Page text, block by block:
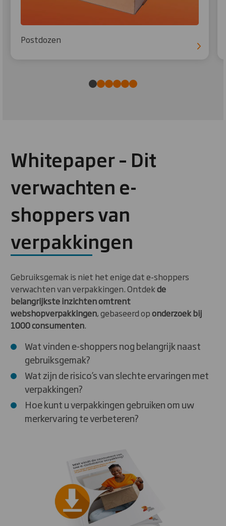
Postdozen
Whitepaper – Dit
verwachten e-
shoppers van
verpakkingen
Gebruiksgemak is niet het enige dat e-shoppers
verwachten van verpakkingen. Ontdekde
belangrijkste inzichten omtrent
webshopverpakkingen, gebaseerd oponderzoek bij
1000 consumenten.
Wat vinden e-shoppers nog belangrijk naast
gebruiksgemak?
Wat zijn de risico’s van slechte ervaringen met
verpakkingen?
Hoe kunt u verpakkingen gebruiken om uw
merkervaring te verbeteren?